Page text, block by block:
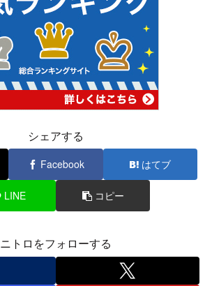
シェアする
Facebook はてブ
LINE コピー
ニトロをフォローする